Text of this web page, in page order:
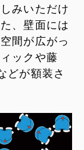
みいただけ
、壁面には
間が広がっ
ックや藤
どが額装さ